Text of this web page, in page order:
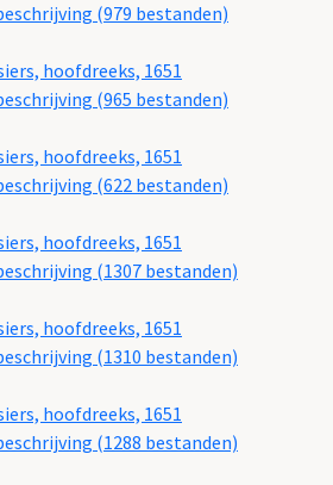
(979 bestanden)
hoofdreeks, 1651
(965 bestanden)
hoofdreeks, 1651
(622 bestanden)
hoofdreeks, 1651
(1307 bestanden)
hoofdreeks, 1651
(1310 bestanden)
hoofdreeks, 1651
(1288 bestanden)